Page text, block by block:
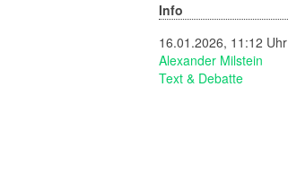
Info
16.01.2026, 11:12 Uhr
Alexander Milstein
Text & Debatte